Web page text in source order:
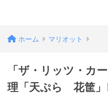
ホーム マリオット
「ザ・リッツ・カ
理「天ぷら 花筐」